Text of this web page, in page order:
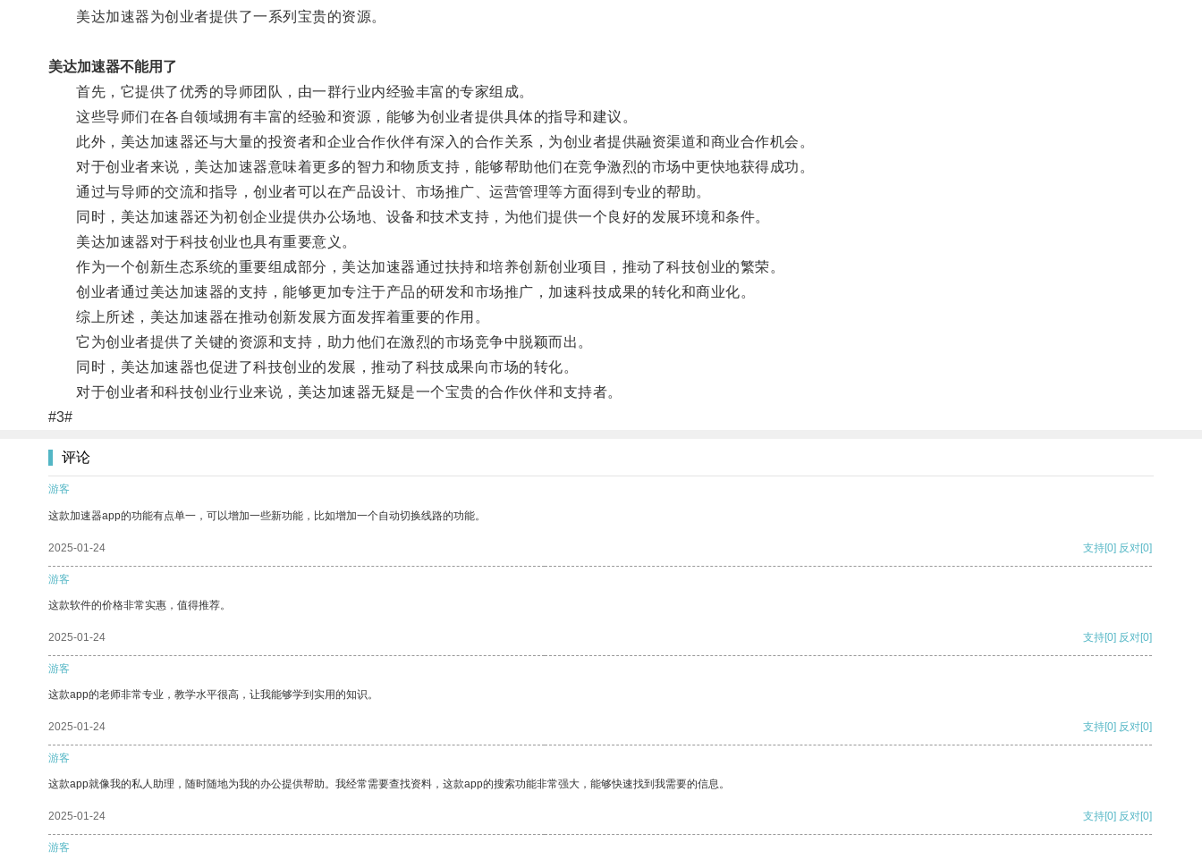
美达加速器为创业者提供了一系列宝贵的资源。
美达加速器不能用了
首先，它提供了优秀的导师团队，由一群行业内经验丰富的专家组成。
这些导师们在各自领域拥有丰富的经验和资源，能够为创业者提供具体的指导和建议。
此外，美达加速器还与大量的投资者和企业合作伙伴有深入的合作关系，为创业者提供融资渠道和商业合作机会。
对于创业者来说，美达加速器意味着更多的智力和物质支持，能够帮助他们在竞争激烈的市场中更快地获得成功。
通过与导师的交流和指导，创业者可以在产品设计、市场推广、运营管理等方面得到专业的帮助。
同时，美达加速器还为初创企业提供办公场地、设备和技术支持，为他们提供一个良好的发展环境和条件。
美达加速器对于科技创业也具有重要意义。
作为一个创新生态系统的重要组成部分，美达加速器通过扶持和培养创新创业项目，推动了科技创业的繁荣。
创业者通过美达加速器的支持，能够更加专注于产品的研发和市场推广，加速科技成果的转化和商业化。
综上所述，美达加速器在推动创新发展方面发挥着重要的作用。
它为创业者提供了关键的资源和支持，助力他们在激烈的市场竞争中脱颖而出。
同时，美达加速器也促进了科技创业的发展，推动了科技成果向市场的转化。
对于创业者和科技创业行业来说，美达加速器无疑是一个宝贵的合作伙伴和支持者。
#3#
评论
游客
这款加速器app的功能有点单一，可以增加一些新功能，比如增加一个自动切换线路的功能。
2025-01-24 支持[0] 反对[0]
游客
这款软件的价格非常实惠，值得推荐。
2025-01-24 支持[0] 反对[0]
游客
这款app的老师非常专业，教学水平很高，让我能够学到实用的知识。
2025-01-24 支持[0] 反对[0]
游客
这款app就像我的私人助理，随时随地为我的办公提供帮助。我经常需要查找资料，这款app的搜索功能非常强大，能够快速找到我需要的信息。
2025-01-24 支持[0] 反对[0]
游客